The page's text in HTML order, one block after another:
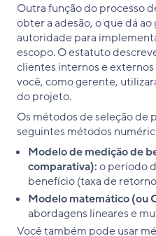
Outra função do processo
obter a adesão, o que dá
autoridade para
escopo. O estatuto
clientes internos e
você, como gerente,
do projeto.
Os métodos de seleção de
seguintes métodos
Modelo de medição de
comparativa):o período
benefício (taxa de
Modelo matemático (ou
abordagens lineares e
Você também pode usar